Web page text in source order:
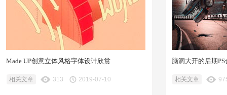
Made UP创意立体风格字体设计欣赏
相关文章 313 2019-07-10
脑洞大开的后期
相关文章